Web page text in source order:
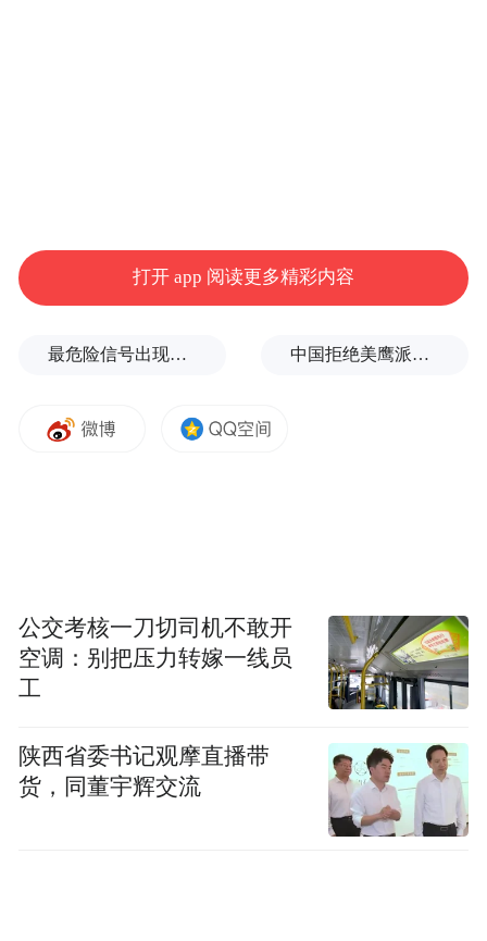
随着美国网球公开赛落幕，今年四大满贯赛
界排名，白俄罗斯名将萨巴伦卡以绝对优势
季后，世界排名已下滑至第九位。
事，首轮轮空的她均止步次轮，赛季前四场
赛事仅取一胜。随着3月重新与教练里巴合
作，郑钦文迎来状态回升。WTA1000印第安
强，逐步找回比赛节奏；迈阿密公开赛上，
她再度闯入八强。郑钦文在红土赛季迎来爆
发，首次闯入法网女单八强，但转战温网在
打开 app 阅读更多精彩内容
最危险信号出现！全球能源大动脉岌岌可危 中国拒绝美鹰派副防长访华？弦外之音被热议
公交考核一刀切司机不敢开
空调：别把压力转嫁一线员
工
陕西省委书记观摩直播带
货，同董宇辉交流